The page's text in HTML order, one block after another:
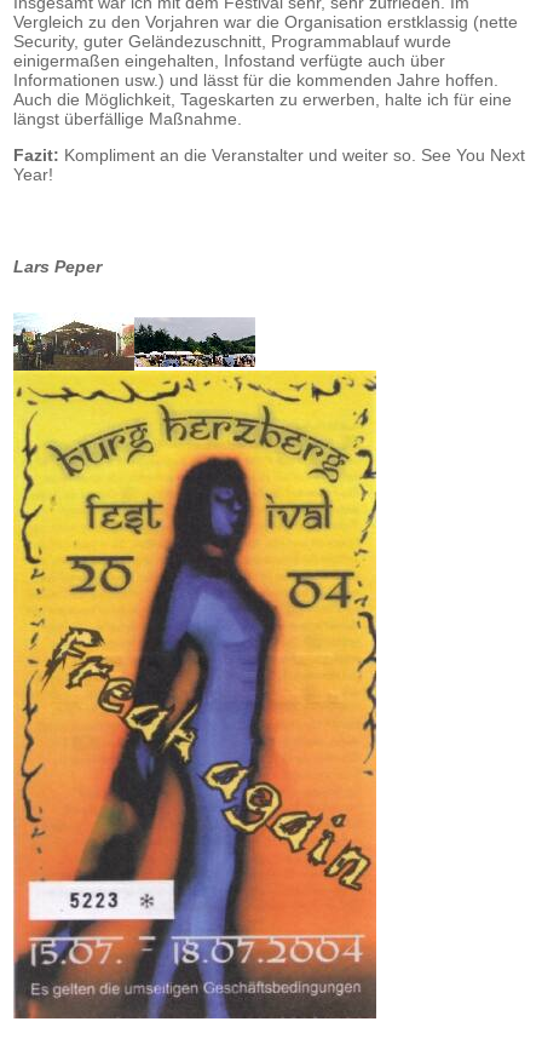
Vergleich zu den Vorjahren war die Organisation erstklassig (nette
Security, guter Geländezuschnitt, Programmablauf wurde
einigermaßen eingehalten, Infostand verfügte auch über
Informationen usw.) und lässt für die kommenden Jahre hoffen.
Auch die Möglichkeit, Tageskarten zu erwerben, halte ich für eine
längst überfällige Maßnahme.
Fazit: Kompliment an die Veranstalter und weiter so. See You Next
Year!
Lars Peper